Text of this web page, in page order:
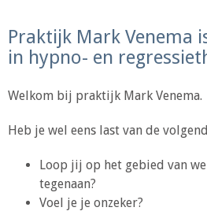
Praktijk Mark Venema
in hypno- en
Welkom bij praktijk Mark Venema.
Heb je wel eens last van de
Loop jij op het gebied van
tegenaan?
Voel je je onzeker?